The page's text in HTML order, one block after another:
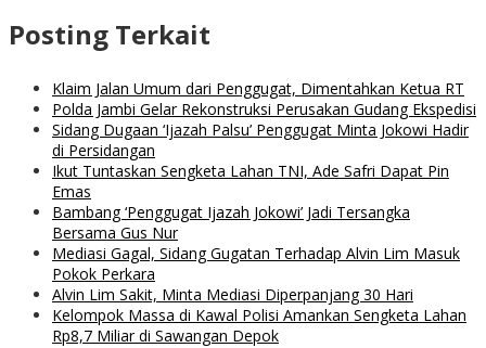
Posting Terkait
Klaim Jalan Umum dari Penggugat, Dimentahkan Ketua RT
Polda Jambi Gelar Rekonstruksi Perusakan Gudang Ekspedisi
Sidang Dugaan ‘Ijazah Palsu’ Penggugat Minta Jokowi Hadir
di Persidangan
Ikut Tuntaskan Sengketa Lahan TNI, Ade Safri Dapat Pin
Emas
Bambang ‘Penggugat Ijazah Jokowi’ Jadi Tersangka
Bersama Gus Nur
Mediasi Gagal, Sidang Gugatan Terhadap Alvin Lim Masuk
Pokok Perkara
Alvin Lim Sakit, Minta Mediasi Diperpanjang 30 Hari
Kelompok Massa di Kawal Polisi Amankan Sengketa Lahan
Rp8,7 Miliar di Sawangan Depok